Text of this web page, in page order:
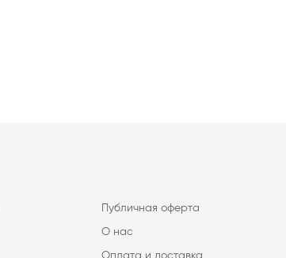
Публичная оферта
О нас
Оплата и доставка